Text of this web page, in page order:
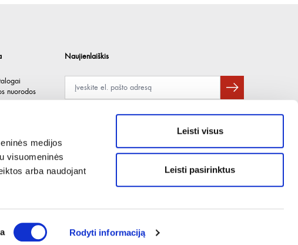
medijos
visuomeninės
arba naudojant
Rodyti informaciją
Leisti visus
Leisti pasirinktus
nuorodos
Naujienlaiškis
Pateikdami el. paštą sutinkate gauti tiesioginę rinkodarą.
PRODUKTUS TIEKIAME TIK SUTARTINIAMS VERSLO KLIENTAMS